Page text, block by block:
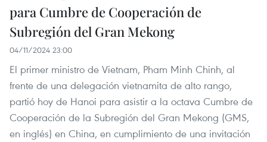
para Cumbre de Cooperación de
Subregión del Gran Mekong
04/11/2024 23:00
El primer ministro de Vietnam, Pham Minh Chinh, al
frente de una delegación vietnamita de alto rango,
partió hoy de Hanoi para asistir a la octava Cumbre de
Cooperación de la Subregión del Gran Mekong (GMS,
en inglés) en China, en cumplimiento de una invitación